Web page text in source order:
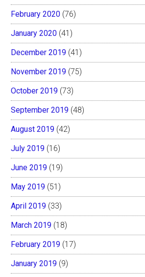
February 2020 (76)
January 2020 (41)
December 2019 (41)
November 2019 (75)
October 2019 (73)
September 2019 (48)
August 2019 (42)
July 2019 (16)
June 2019 (19)
May 2019 (51)
April 2019 (33)
March 2019 (18)
February 2019 (17)
January 2019 (9)